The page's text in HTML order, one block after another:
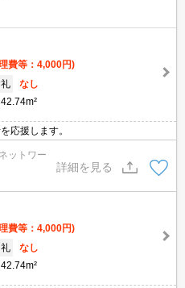
費等：4,000円)
礼
なし
42.74m²
応援します。
ットワー
詳細を見る
費等：4,000円)
礼
なし
42.74m²